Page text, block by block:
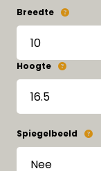
Breedte
Hoogte
Spiegelbeeld